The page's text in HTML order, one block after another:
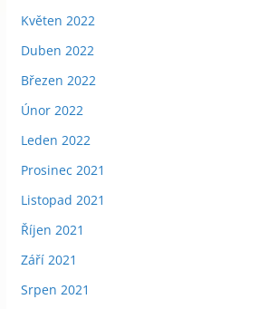
Květen 2022
Duben 2022
Březen 2022
Únor 2022
Leden 2022
Prosinec 2021
Listopad 2021
Říjen 2021
Září 2021
Srpen 2021